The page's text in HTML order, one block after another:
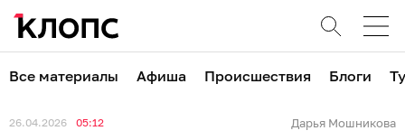
Все материалы Афиша Происшествия Блоги
26.04.2026 05:12 Дарья Мошникова